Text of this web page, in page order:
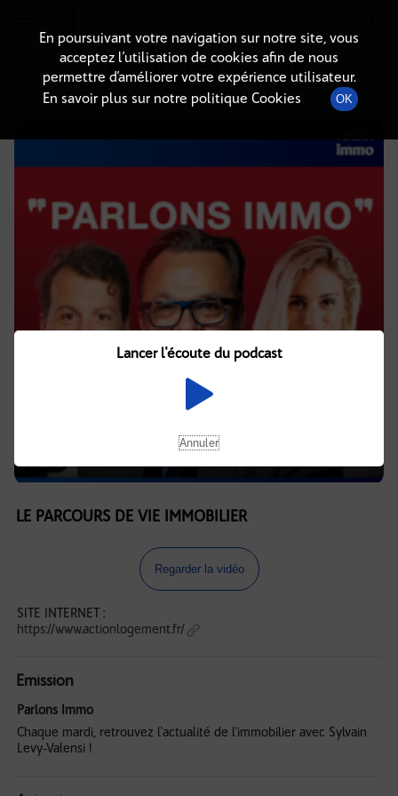
DÉTAILS DE L'ÉPISODE
26 novembre 2024à 11h02, durée : 29 minutes
LE PARCOURS DE VIE IMMOBILIER
Regarder la vidéo
SITE INTERNET :
https://www.actionlogement.fr/
Emission
Parlons Immo
Chaque mardi, retrouvez l'actualité de l'immobilier avec Sylvain
Levy-Valensi !
En poursuivant votre navigation sur notre site, vous
acceptez l’utilisation de cookies afin de nous
permettre d’améliorer votre expérience utilisateur.
En savoir plus sur notre politique Cookies
OK
Lancer l'écoute du podcast
Annuler